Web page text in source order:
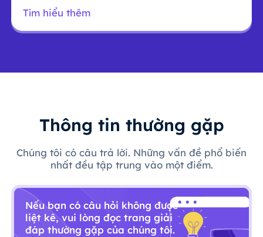
Tìm hiểu thêm
Thông tin thường gặp
Chúng tôi có câu trả lời. Những vấn đề phổ biến
nhất đều tập trung vào một điểm.
Nếu bạn có câu hỏi không được
liệt kê, vui lòng đọc trang giải
đáp thường gặp của chúng tôi.